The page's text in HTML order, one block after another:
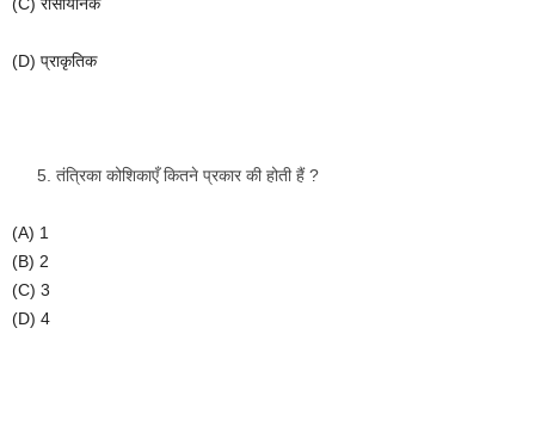
(D) प्राकृतिक
तंत्रिका कोशिकाएँ कितने प्रकार की होती हैं?
(A) 1
(B) 2
(C) 3
(D) 4